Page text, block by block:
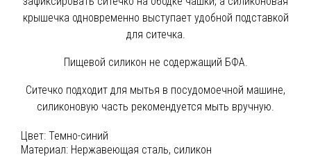
крышечка одновременно выступает удобной подставкой
для ситечка.
Пищевой силикон не содержащий БФА.
Ситечко подходит для мытья в посудомоечной машине,
силиконовую часть рекомендуется мыть вручную.
Цвет: Темно-синий
Материал: Нержавеющая сталь, силикон